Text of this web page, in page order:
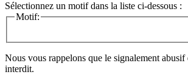
Sélectionnez un motif dans la liste ci-dessous :
Motif:
Nous vous rappelons que le signalement abusif
interdit.